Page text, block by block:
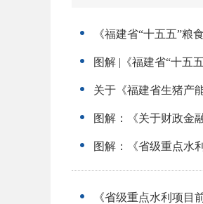
《福建省“十五五”粮
图解 |《福建省“十五
关于《福建省生猪产
图解：《关于财政金
图解：《省级重点水
《省级重点水利项目